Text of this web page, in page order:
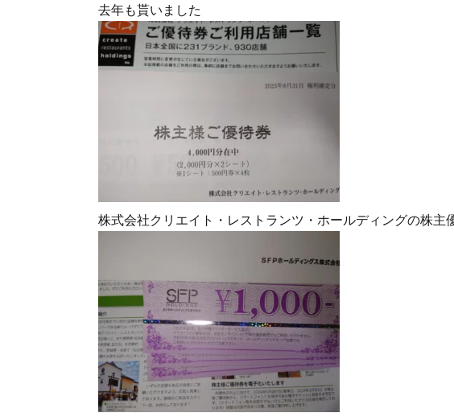
去年も貰いました
株式会社クリエイト・レストランツ・ホールディングの株主